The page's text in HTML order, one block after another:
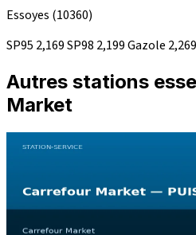
Essoyes (10360)
SP95 2,169SP98 2,199Gazole 2,269
Autres stations
Market